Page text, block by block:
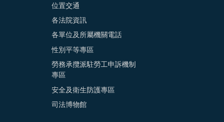
位置交通
各法院資訊
各單位及所屬機關電話
性別平等專區
勞務承攬派駐勞工申訴機制
專區
安全及衛生防護專區
司法博物館